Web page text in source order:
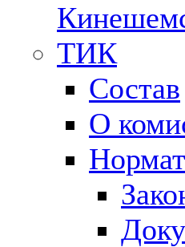
ТИК
Состав
О